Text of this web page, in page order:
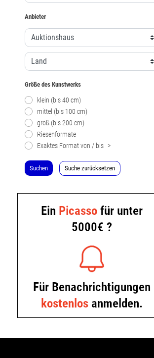
Anbieter
Größe des Kunstwerks
klein (bis 40 cm)
mittel (bis 100 cm)
groß (bis 200 cm)
Riesenformate
Exaktes Format von / bis >
Suchen Suche zurücksetzen